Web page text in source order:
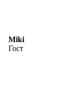
Miki
Гост